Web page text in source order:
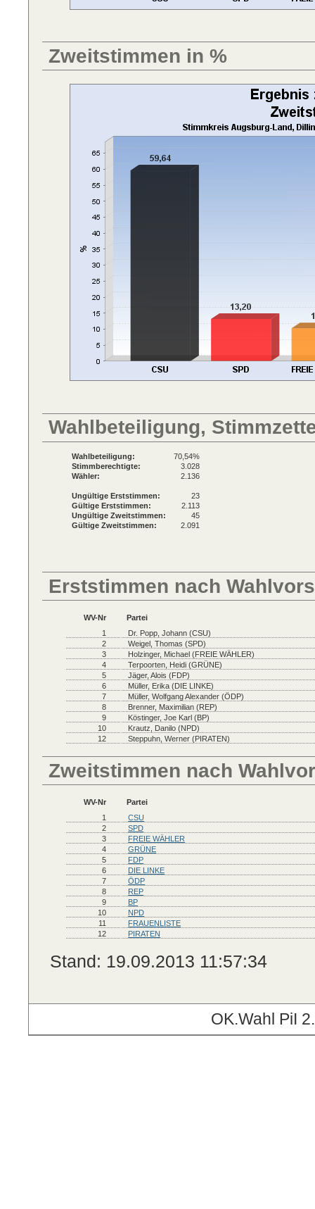
Zweitstimmen in %
Wahlbeteiligung,
Wahlbeteiligung:
70,54%
Stimmberechtigte:
3.028
Wähler:
2.136
Ungültige Erststimmen:
23
Gültige Erststimmen:
2.113
Ungültige Zweitstimmen:
45
Gültige Zweitstimmen:
2.091
Erststimmen nach
WV-Nr
Partei
1
Dr. Popp, Johann (CSU)
2
Weigel, Thomas (SPD)
3
Holzinger, Michael (FREIE WÄHLER)
4
Terpoorten, Heidi (GRÜNE)
5
Jäger, Alois (FDP)
6
Müller, Erika (DIE LINKE)
7
Müller, Wolfgang Alexander (ÖDP)
8
Brenner, Maximilian (REP)
9
Köstinger, Joe Karl (BP)
10
Krautz, Danilo (NPD)
12
Steppuhn, Werner (PIRATEN)
Zweitstimmen nach
WV-Nr
Partei
1
CSU
2
SPD
3
FREIE WÄHLER
4
GRÜNE
5
FDP
6
DIE LINKE
7
ÖDP
8
REP
9
BP
10
NPD
11
FRAUENLISTE
12
PIRATEN
Stand: 19.09.2013 11:57:34
OK.Wahl PiI